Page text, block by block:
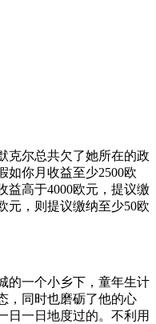
克尔总共欠了她所在的政
如你月收益至少2500欧
益高于4000欧元，提议缴
元，则提议缴纳至少50欧
的一个小乡下，童年生计
，同时也磨砺了他的心
日一日地度过的。不利用